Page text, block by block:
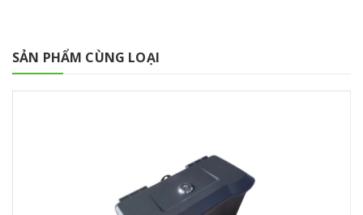
SẢN PHẨM CÙNG LOẠI